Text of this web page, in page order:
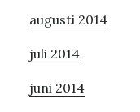
augusti 2014
juli 2014
juni 2014